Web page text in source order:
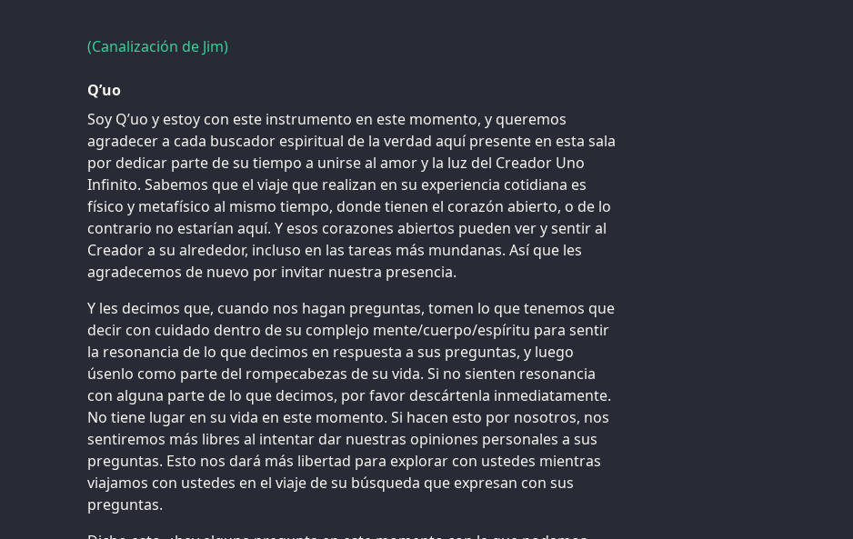
(Canalización de Jim)
Q’uo
Soy Q’uo y estoy con este instrumento en este momento, y queremos
agradecer a cada buscador espiritual de la verdad aquí presente en esta sala
por dedicar parte de su tiempo a unirse al amor y la luz del Creador Uno
Infinito. Sabemos que el viaje que realizan en su experiencia cotidiana es
físico y metafísico al mismo tiempo, donde tienen el corazón abierto, o de lo
contrario no estarían aquí. Y esos corazones abiertos pueden ver y sentir al
Creador a su alrededor, incluso en las tareas más mundanas. Así que les
agradecemos de nuevo por invitar nuestra presencia.
Y les decimos que, cuando nos hagan preguntas, tomen lo que tenemos que
decir con cuidado dentro de su complejo mente/cuerpo/espíritu para sentir
la resonancia de lo que decimos en respuesta a sus preguntas, y luego
úsenlo como parte del rompecabezas de su vida. Si no sienten resonancia
con alguna parte de lo que decimos, por favor descártenla inmediatamente.
No tiene lugar en su vida en este momento. Si hacen esto por nosotros, nos
sentiremos más libres al intentar dar nuestras opiniones personales a sus
preguntas. Esto nos dará más libertad para explorar con ustedes mientras
viajamos con ustedes en el viaje de su búsqueda que expresan con sus
preguntas.